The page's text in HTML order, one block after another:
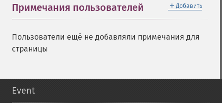
＋ Добавить
Примечания пользователей
Пользователи ещё не добавляли примечания для
страницы
Event